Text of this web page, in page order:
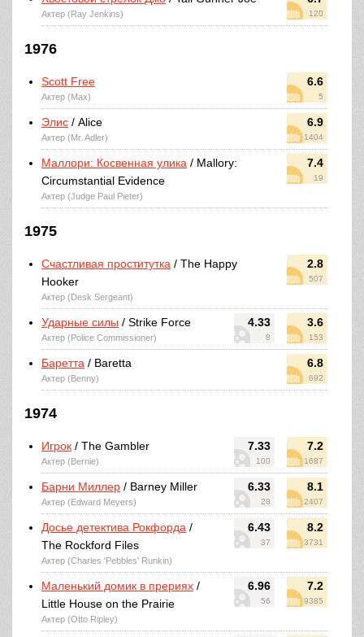
120
Актер (Ray Jenkins)
1976
6.6
5
Scott Free
Актер (Max)
6.9
1404
Элис / Alice
Актер (Mr. Adler)
7.4
19
Маллори: Косвенная улика / Mallory:
Circumstantial Evidence
Актер (Judge Paul Pieter)
1975
2.8
507
Счастливая проститутка / The Happy
Hooker
Актер (Desk Sergeant)
4.33
8
3.6
153
Ударные силы / Strike Force
Актер (Police Commissioner)
6.8
692
Баретта / Baretta
Актер (Benny)
1974
7.33
100
7.2
1687
Игрок / The Gambler
Актер (Bernie)
6.33
28
8.1
2407
Барни Миллер / Barney Miller
Актер (Edward Meyers)
6.43
37
8.2
3731
Досье детектива Рокфорда /
The Rockford Files
Актер (Charles 'Pebbles' Runkin)
6.96
56
7.2
9385
Маленький домик в прериях /
Little House on the Prairie
Актер (Otto Ripley)